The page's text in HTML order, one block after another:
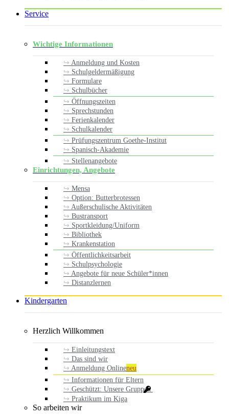
Service
Wichtige Informationen
Anmeldung und Kosten
Schulgeldermäßigung
Formulare
Schulbücher
Öffnungszeiten
Sprechstunden
Ferienkalender
Schulkalender
Prüfungszentrum Goethe-Institut
Spanisch-Akademie
Stellenangebote
Einrichtungen, Angebote
Mensa
Option: Butterbrotessen
Außerschulische Aktivitäten
Bustransport
Sportkleidung/Uniform
Bibliothek
Krankenstation
Öffentlichkeitsarbeit
Schulpsychologie
Angebote für neue Schüler*innen
Distanzlernen
Kindergarten
Herzlich Willkommen
Einleitungstext
Das sind wir
Anmeldung Onlineneu
Informationen für Eltern
Geschützt: Unsere Gruppen
Praktikum im Kiga
So arbeiten wir